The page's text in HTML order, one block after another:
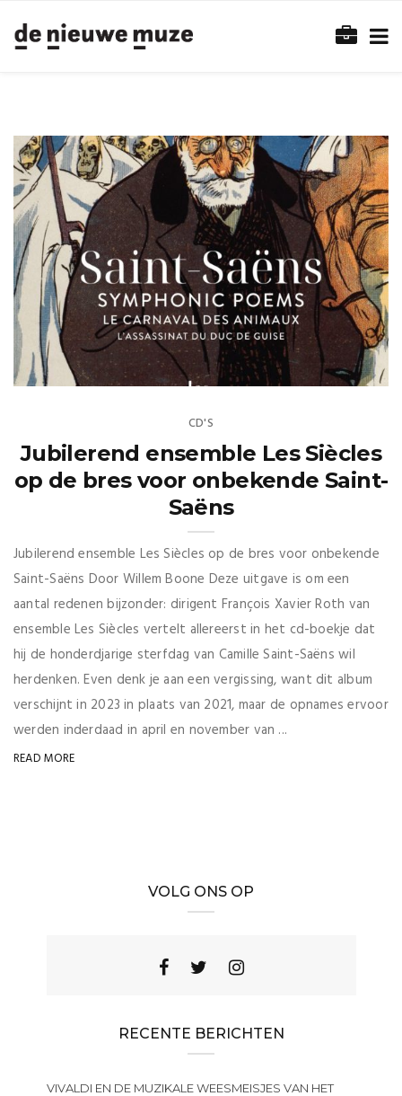
CD'S
Jubilerend ensemble Les Siècles
op de bres voor onbekende Saint-
Saëns
Jubilerend ensemble Les Siècles op de bres voor onbekende
Saint-Saëns Door Willem Boone Deze uitgave is om een
aantal redenen bijzonder: dirigent François Xavier Roth van
ensemble Les Siècles vertelt allereerst in het cd-boekje dat
hij de honderdjarige sterfdag van Camille Saint-Saëns wil
herdenken. Even denk je aan een vergissing, want dit album
verschijnt in 2023 in plaats van 2021, maar de opnames ervoor
werden inderdaad in april en november van ...
READ MORE
VOLG ONS OP
RECENTE BERICHTEN
VIVALDI EN DE MUZIKALE WEESMEISJES VAN HET